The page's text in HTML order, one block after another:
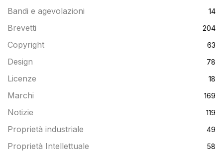
Bandi e agevolazioni 14
Brevetti 204
Copyright 63
Design 78
Licenze 18
Marchi 169
Notizie 119
Proprietà industriale 49
Proprietà Intellettuale 58